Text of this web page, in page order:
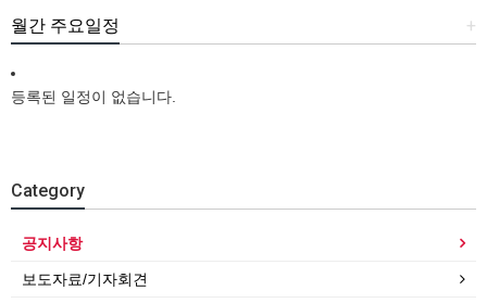
+
월간 주요일정
등록된 일정이 없습니다.
Category
공지사항
보도자료/기자회견